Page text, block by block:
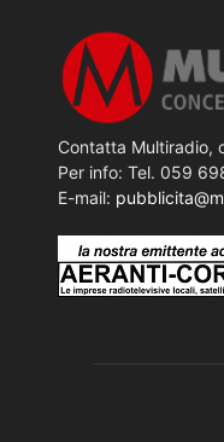
Contatta Multiradio,
Per info: Tel. 059
E-mail: